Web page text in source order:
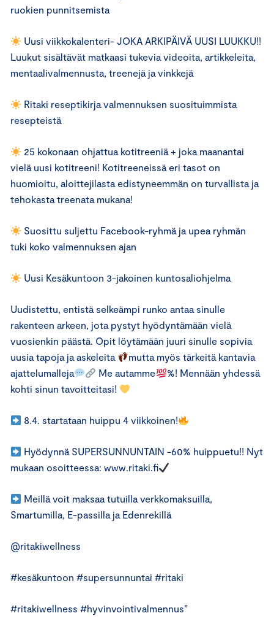
ruokien punnitsemista
Uusi viikkokalenteri- JOKA ARKIPÄIVÄ UUSI LUUKKU!!
Luukut sisältävät matkaasi tukevia videoita, artikkeleita,
mentaalivalmennusta, treenejä ja vinkkejä
Ritaki reseptikirja valmennuksen suosituimmista
resepteistä
25 kokonaan ohjattua kotitreeniä + joka maanantai
vielä uusi kotitreeni! Kotitreeneissä eri tasot on
huomioitu, aloittejilasta edistyneemmän on turvallista ja
tehokasta treenata mukana!
Suosittu suljettu Facebook-ryhmä ja upea ryhmän
tuki koko valmennuksen ajan
Uusi Kesäkuntoon 3-jakoinen kuntosaliohjelma
Uudistettu, entistä selkeämpi runko antaa sinulle
rakenteen arkeen, jota pystyt hyödyntämään vielä
vuosienkin päästä. Opit löytämään juuri sinulle sopivia
uusia tapoja ja askeleita
mutta myös tärkeitä kantavia
ajattelumalleja
Me autamme
%! Mennään yhdessä
kohti sinun tavoitteitasi!
8.4. startataan huippu 4 viikkoinen!
Hyödynnä SUPERSUNNUNTAIN -60% huippuetu!! Nyt
mukaan osoitteessa: www.ritaki.fi
Meillä voit maksaa tutuilla verkkomaksuilla,
Smartumilla, E-passilla ja Edenrekillä
@ritakiwellness
#kesäkuntoon #supersunnuntai #ritaki
#ritakiwellness #hyvinvointivalmennus”